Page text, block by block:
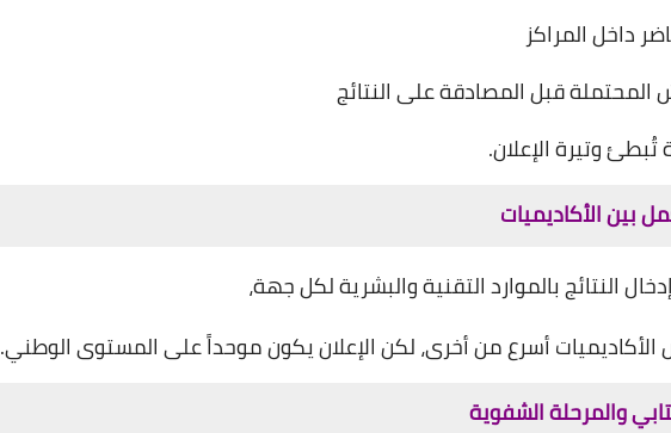
داخل المراكز
قبل المصادقة على النتائج
تُبطئ وتيرة الإعلان.
النتائج بالموارد التقنية والبشرية لكل جهة،
أسرع من أخرى، لكن الإعلان يكون موحداً على المستوى الوطني.